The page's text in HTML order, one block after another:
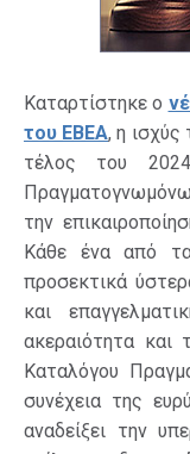
Καταρτίστηκε ο
του ΕΒΕΑ, η ισχύς
τέλος του
την
Κάθε ένα από τα
προσεκτικά
και
ακεραιότητα και
Καταλόγου
συνέχεια της
αναδείξει την